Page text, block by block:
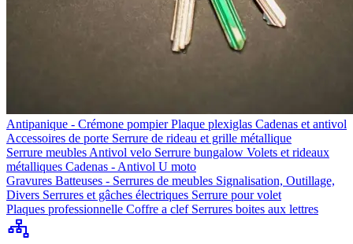
Antipanique - Crémone pompierPlaque plexiglas Cadenas et antivol
Accessoires de porte Serrure de rideau et grille métallique
Serrure meubles Antivol velo Serrure bungalow Volets et rideaux
métalliques Cadenas - Antivol U moto
Gravures Batteuses - Serrures de meubles Signalisation, Outillage,
Divers Serrures et gâches électriques Serrure pour volet
Plaques professionnelle Coffre a clef Serrures boites aux lettres